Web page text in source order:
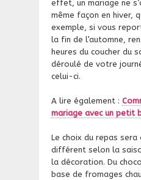
effet, un mariage ne
même façon en hiver,
exemple, si vous
la fin de l’automne,
heures du coucher du
déroulé de votre
celui-ci.
A lire également :
mariage avec un petit
Le choix du repas
différent selon la
la décoration. Du
base de fromages